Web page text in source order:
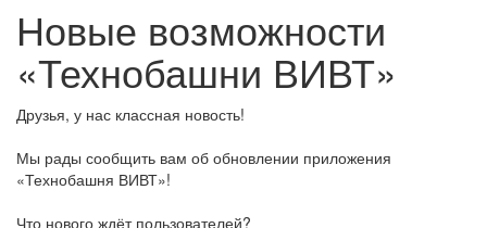
Новые возможности
«Технобашни ВИВТ»
Друзья, у нас классная новость!
Мы рады сообщить вам об обновлении приложения
«Технобашня ВИВТ»!
Что нового ждёт пользователей?